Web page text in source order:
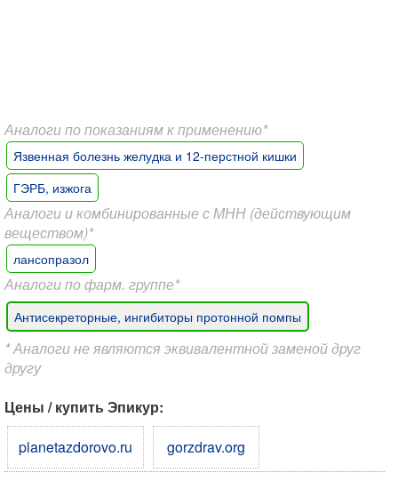
Аналоги по показаниям к применению*
Язвенная болезнь желудка и 12-перстной кишки
ГЭРБ, изжога
Аналоги и комбинированные с МНН (действующим
веществом)*
лансопразол
Аналоги по фарм. группе*
Антисекреторные, ингибиторы протонной помпы
* Аналоги не являются эквивалентной заменой друг
другу
Цены / купить Эпикур:
planetazdorovo.ru
gorzdrav.org